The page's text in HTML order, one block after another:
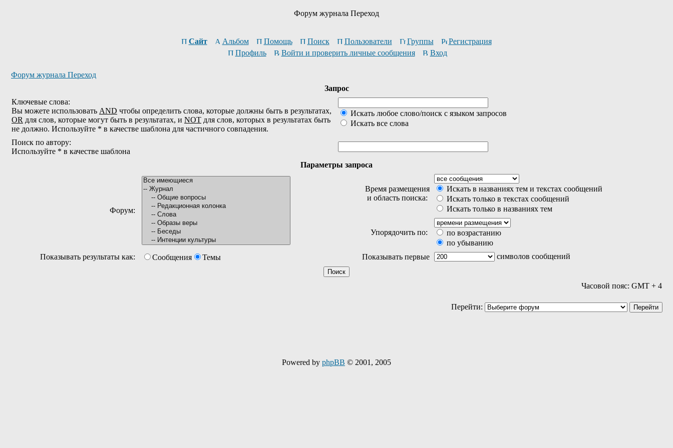
Форум журнала Переход
Сайт Альбом Помощь Поиск Пользователи Группы
Регистрация
Профиль
Войти и проверить личные сообщения Вход
Форум журнала Переход
Запрос
Ключевые слова:
Вы можете использовать AND чтобы определить слова, которые должны быть в результатах,
OR для слов, которые могут быть в результатах, и NOT для слов, которых в результатах быть
не должно. Используйте * в качестве шаблона для частичного совпадения.
Искать любое слово/поиск с языком запросов
Искать все слова
Поиск по автору:
Используйте * в качестве шаблона
Параметры запроса
Форум:
Время размещения
и область поиска:
Искать в названиях тем и текстах сообщений
Искать только в текстах сообщений
Искать только в названиях тем
Упорядочить по:
по возрастанию
по убыванию
Показывать результаты как:
Сообщения Темы Показывать первые символов сообщений
Часовой пояс: GMT + 4
Перейти:
Powered by phpBB © 2001, 2005